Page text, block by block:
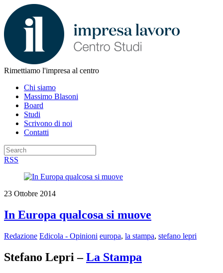
Rimettiamo l'impresa al centro
Chi siamo
Massimo Blasoni
Board
Studi
Scrivono di noi
Contatti
RSS
23 Ottobre 2014
In Europa qualcosa si muove
Redazione Edicola - Opinioni europa, la stampa, stefano lepri
Stefano Lepri –La Stampa